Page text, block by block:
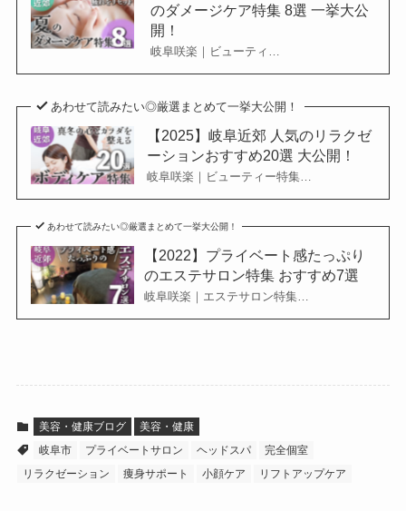
のダメージケア特集 8選 一挙大公
開！
岐阜咲楽｜ビューティ…
あわせて読みたい◎厳選まとめて一挙大公開！
【2025】岐阜近郊 人気のリラクゼ
ーションおすすめ20選 大公開！
岐阜咲楽｜ビューティー特集…
あわせて読みたい◎厳選まとめて一挙大公開！
【2022】プライベート感たっぷり
のエステサロン特集 おすすめ7選
岐阜咲楽｜エステサロン特集…
美容・健康ブログ
美容・健康
岐阜市
プライベートサロン ヘッドスパ
完全個室
リラクゼーション
痩身サポート 小顔ケア リフトアップケア